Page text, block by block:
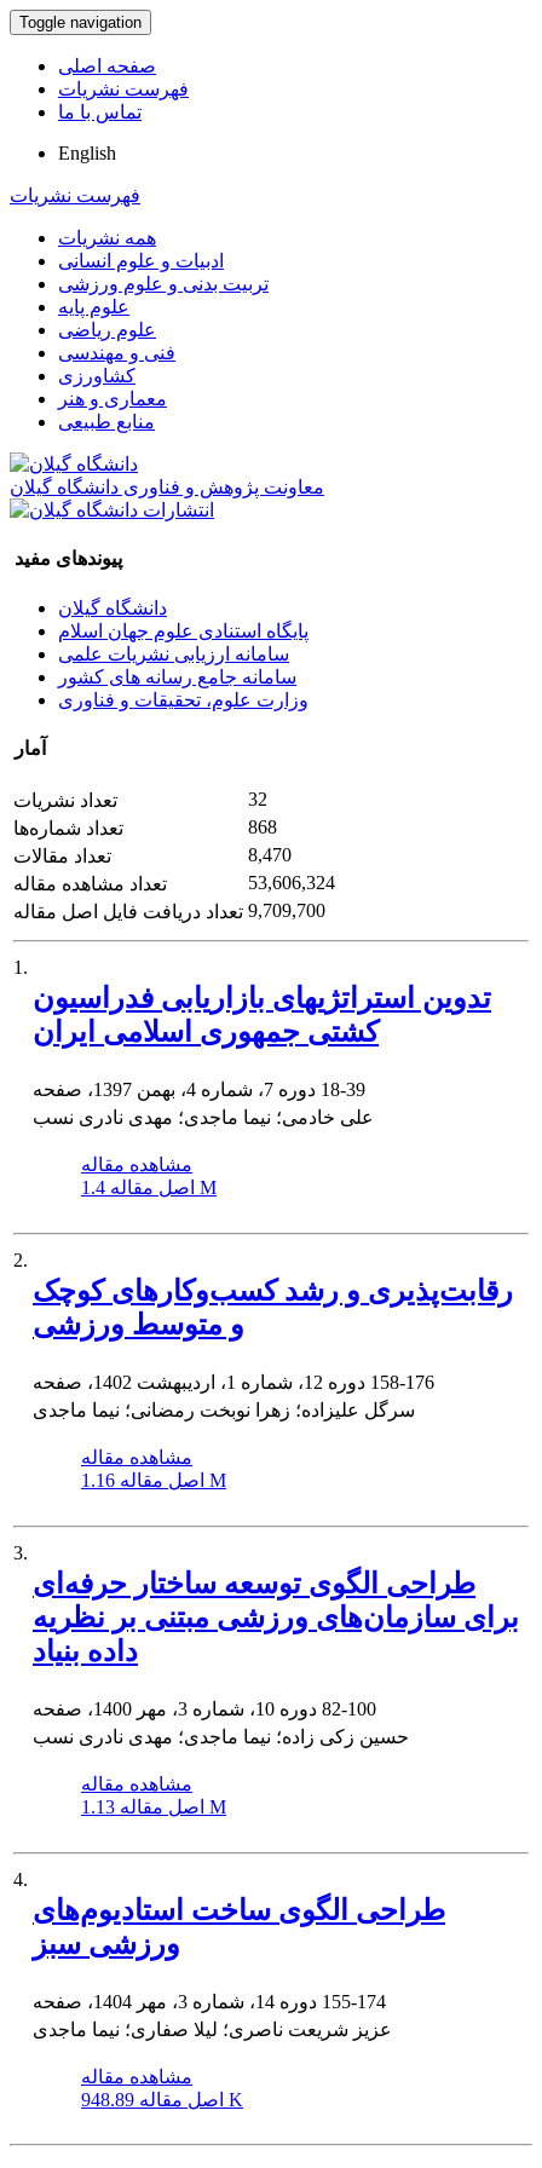
Toggle navigation
صفحه اصلی
فهرست نشریات
تماس با ما
English
فهرست نشریات
همه نشریات
ادبیات و علوم انسانی
تربیت بدنی و علوم ورزشی
علوم پایه
علوم ریاضی
فنی و مهندسی
کشاورزی
معماری و هنر
منابع طبیعی
معاونت پژوهش و فناوری دانشگاه گیلان
پیوندهای مفید
دانشگاه گیلان
پایگاه استنادی علوم جهان اسلام
سامانه ارزیابی نشریات علمی
سامانه جامع رسانه های کشور
وزارت علوم، تحقیقات و فناوری
آمار
تعداد نشریات
32
تعداد شماره‌ها
868
تعداد مقالات
8,470
تعداد مشاهده مقاله
53,606,324
تعداد دریافت فایل اصل مقاله 9,709,700
1.
تدوین استراتژی‏های بازاریابی فدراسیون
کشتی جمهوری اسلامی ایران
18-39
علی خادمی؛ نیما ماجدی؛ مهدی نادری نسب
مشاهده مقاله
اصل مقاله 1.4 M
2.
رقابت‌پذیری و رشد کسب‌وکارهای کوچک
و متوسط ورزشی
158-176
سرگل علیزاده؛ زهرا نوبخت رمضانی؛ نیما ماجدی
مشاهده مقاله
اصل مقاله 1.16 M
3.
طراحی الگوی توسعه ساختار حرفه‌ای
برای سازمان‌های ورزشی مبتنی بر نظریه
داده بنیاد
82-100
حسین زکی زاده؛ نیما ماجدی؛ مهدی نادری نسب
مشاهده مقاله
اصل مقاله 1.13 M
4.
طراحی الگوی ساخت استادیوم‌های
ورزشی سبز
155-174
عزیز شریعت ناصری؛ لیلا صفاری؛ نیما ماجدی
مشاهده مقاله
اصل مقاله 948.89 K